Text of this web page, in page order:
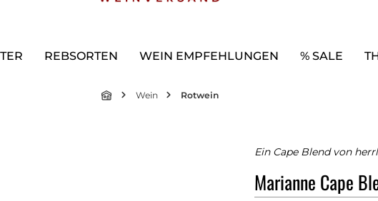
REBSORTEN WEIN EMPFEHLUNGEN % SALE
Wein Rotwein
Ein Cape Blend von
Marianne Cape